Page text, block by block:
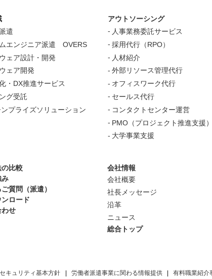
遣
エンジニア派遣 OVERS
ェア設計・開発
ェア開発
・DX推進サービス
グ受託
プライズソリューション
アウトソーシング
人事業務委託サービス
採用代行（RPO）
人材紹介
外部リソース管理代行
オフィスワーク代行
セールス代行
コンタクトセンター運営
PMO（プロジェクト推進支援
大学事業支援
比較
み
質問（派遣）
ロード
わせ
会社情報
会社概要
社長メッセージ
沿革
ニュース
総合トップ
キュリティ基本方針 労働者派遣事業に関わる情報提供 有料職業紹介